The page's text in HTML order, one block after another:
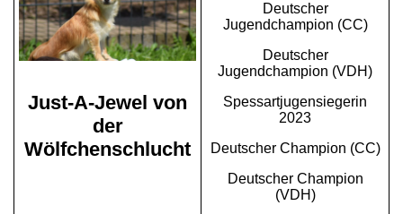
Just-A-Jewel von
der
Wölfchenschlucht
Deutscher
Jugendchampion (CC)
Deutscher
Jugendchampion (VDH)
Spessartjugensiegerin
2023
Deutscher Champion (CC)
Deutscher Champion
(VDH)